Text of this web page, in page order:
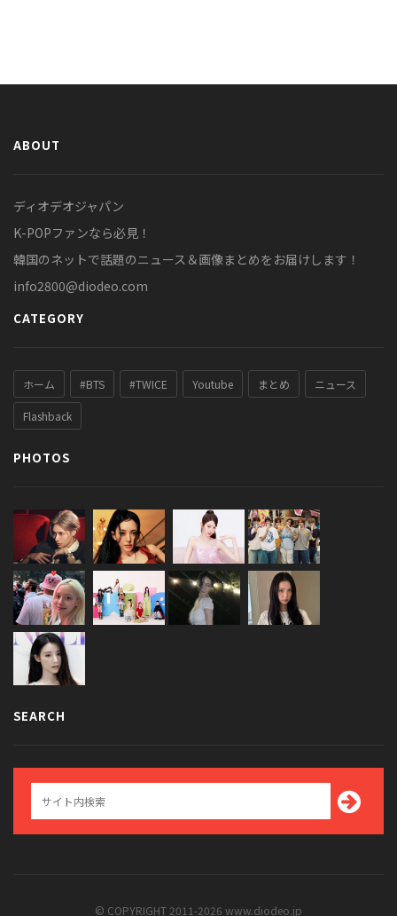
ABOUT
ディオデオジャパン
K-POPファンなら必見！
韓国のネットで話題のニュース＆画像まとめをお届けします！
info2800@diodeo.com
CATEGORY
ホーム #BTS #TWICE Youtube まとめ ニュース
Flashback
PHOTOS
SEARCH
© COPYRIGHT 2011-2026 www.diodeo.jp